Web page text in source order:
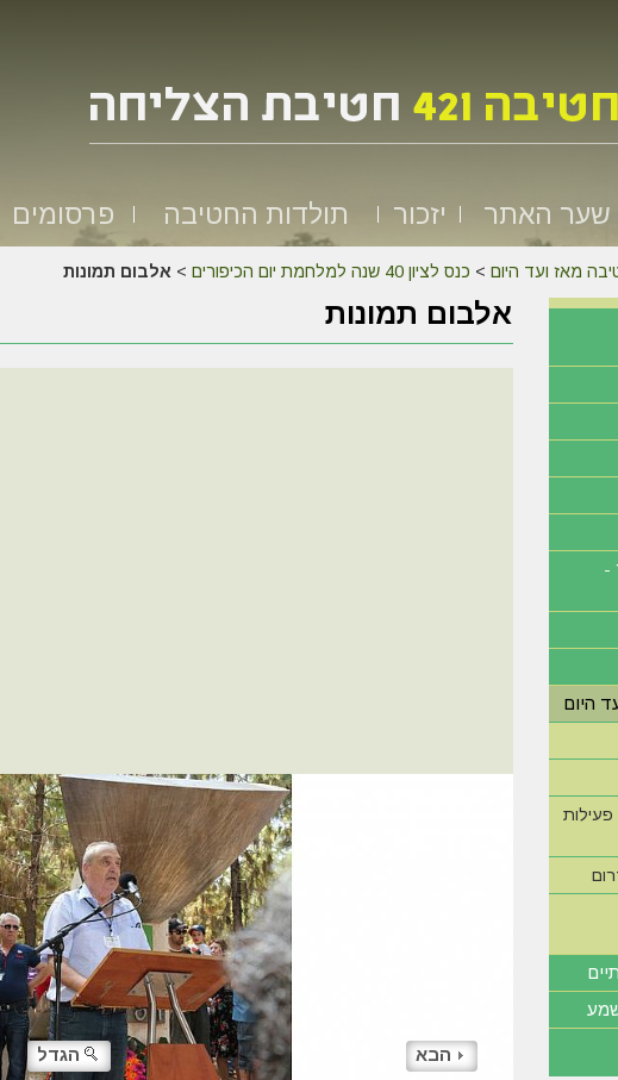
שער האתר יזכור תולדות החטיבה פרסומים
מאז ועד היום > כנס לציון 40 שנה למלחמת יום הכיפורים > אלבום תמונות
אלבום תמונות
הגדל הבא
-
היום